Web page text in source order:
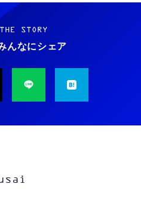
ン タイプC【2026新モデル
イヤホン マイク付き HiFi音質
低音 遅延なし
イヤホン 寝ホン type-c 有線
【音質強化バージョン
レゾ音質】 内蔵DAC 遅延な
音量調節対応
ケーションロボット BAKETAN
たん ワラシ 改 KAI
ト（コミュニケーションロボッ
STORY
んなにシェア